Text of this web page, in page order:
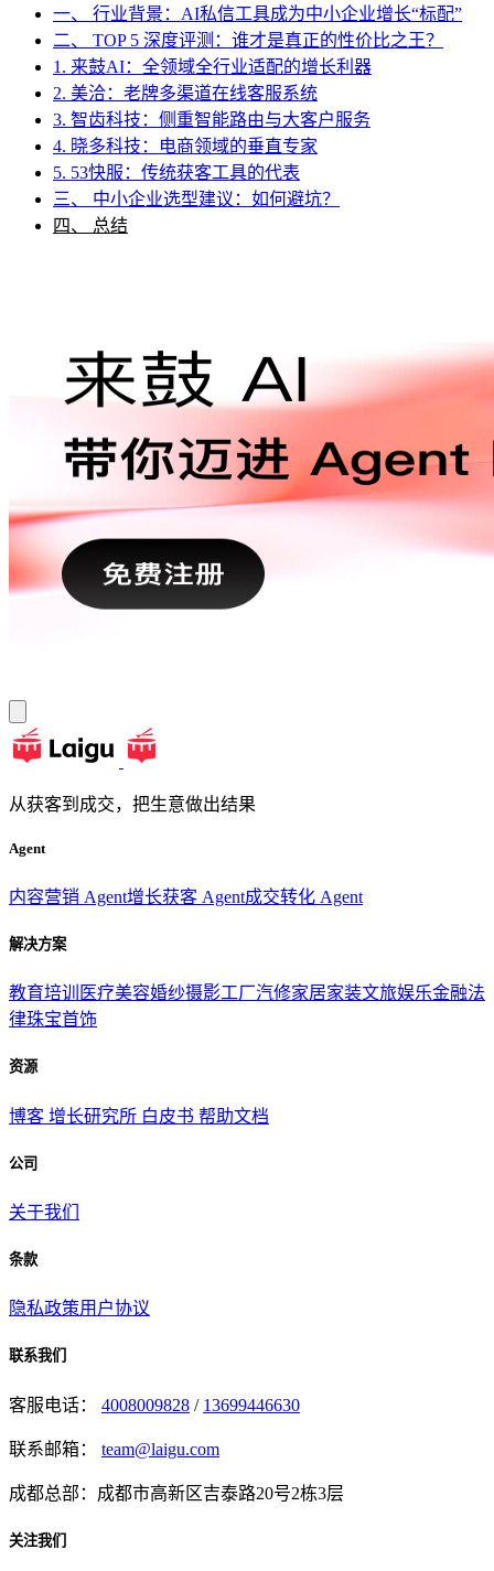
一、 行业背景：AI私信工具成为中小企业增长“标配”
二、 TOP 5 深度评测：谁才是真正的性价比之王？
1. 来鼓AI：全领域全行业适配的增长利器
2. 美洽：老牌多渠道在线客服系统
3. 智齿科技：侧重智能路由与大客户服务
4. 晓多科技：电商领域的垂直专家
5. 53快服：传统获客工具的代表
三、 中小企业选型建议：如何避坑？
四、 总结
从获客到成交，把生意做出结果
Agent
内容营销 Agent增长获客 Agent成交转化 Agent
解决方案
教育培训 医疗美容婚纱摄影工厂汽修家居家装文旅娱乐金融法
律珠宝首饰
资源
博客 增长研究所 白皮书 帮助文档
公司
关于我们
条款
隐私政策用户协议
联系我们
客服电话： 4008009828 / 13699446630
联系邮箱： team@laigu.com
成都总部：成都市高新区吉泰路20号2栋3层
关注我们